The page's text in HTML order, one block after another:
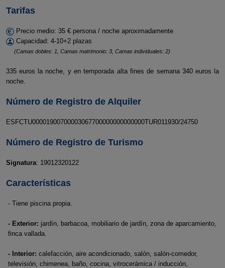
Tarifas
Precio medio: 35 € persona / noche aproximadamente
Capacidad: 4-10+2 plazas
(Camas dobles: 1, Camas matrimonio: 3, Camas individuales: 2)
335 euros la noche, y en temporada alta fines de semana 340 euros la
noche.
Número de Registro de Alquiler
ESFCTU00001900700003067700000000000000TUR011930/24750
Número de Registro de Turismo
Signatura: 19012320122
Características
- Tiene piscina propia.
- Exterior: jardín, barbacoa, mobiliario de jardín, zona de aparcamiento,
finca vallada.
- Interior: calefacción, aire acondicionado, salón, salón-comedor,
televisión, chimenea, baño, cocina, vitrocerámica / inducción,